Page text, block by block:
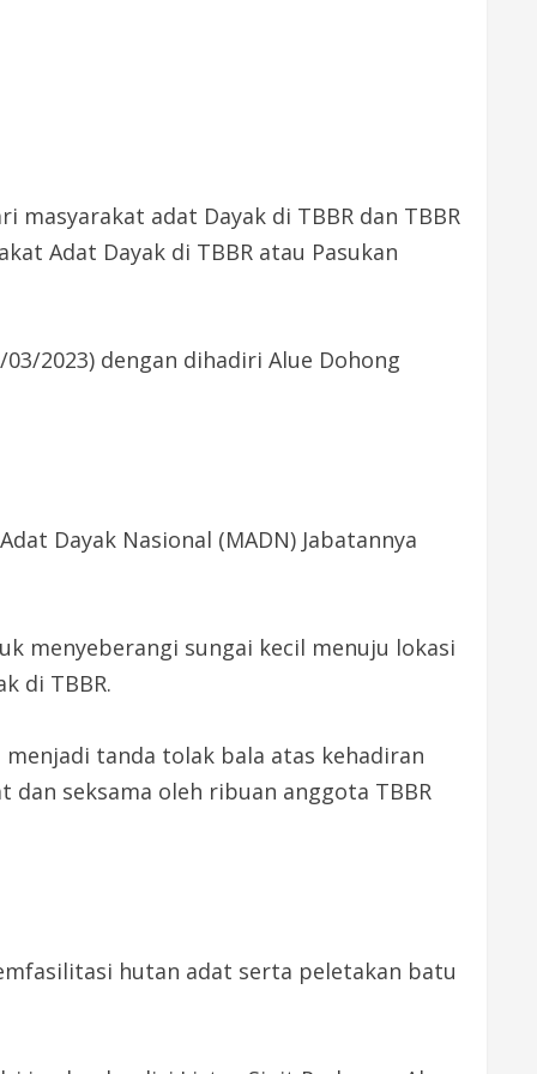
adat Dayak di TBBR dan TBBR
Adat Dayak di TBBR atau Pasukan
2023) dengan dihadiri Alue Dohong
Dayak Nasional (MADN) Jabatannya
menyeberangi sungai kecil menuju lokasi
di TBBR.
tanda tolak bala atas kehadiran
seksama oleh ribuan anggota TBBR
hutan adat serta peletakan batu